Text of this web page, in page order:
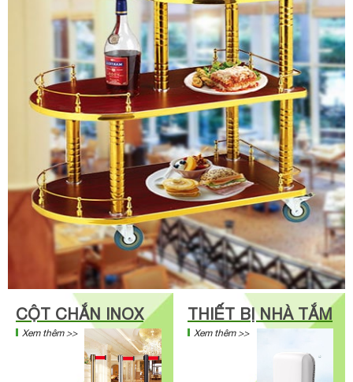
CỘT CHẮN INOX
Xem thêm >>
THIẾT BỊ NHÀ TẮM
Xem thêm >>